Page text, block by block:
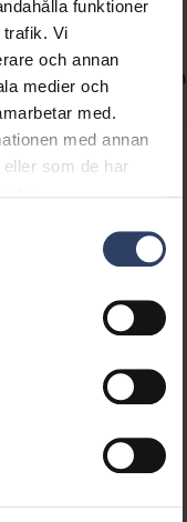
funktioner
Vi
och annan
medier och
med.
med annan
som de har